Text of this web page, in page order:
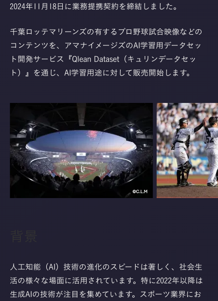
2024年11月18日に業務提携契約を締結しました。
千葉ロッテマリーンズの有するプロ野球試合映像などの
コンテンツを、アマナイメージズのAI学習用データセッ
ト開発サービス『Qlean Dataset（キュリンデータセッ
ト）』を通じ、AI学習用途に対して販売開始します。
人工知能（AI）技術の進化のスピードは著しく、社会生
活の様々な場面に活用されています。特に2022年以降は
生成AIの技術が注目を集めています。スポーツ業界にお